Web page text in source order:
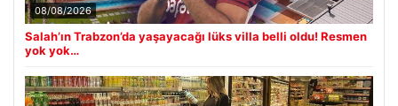
08/08/2026
Salah’ın Trabzon’da yaşayacağı lüks villa belli oldu! Resmen
yok yok…